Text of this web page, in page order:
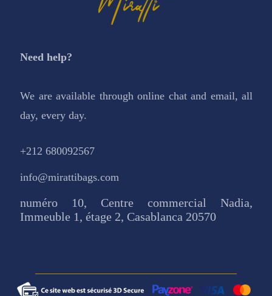
Need help?
We are available through online chat and email, all
day, every day.
+212 680092567
info@mirattibags.com
numéro 10, Centre commercial Nadia,
Immeuble 1, étage 2, Casablanca 20570